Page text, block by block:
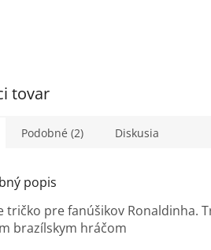
tovar
Podobné (2) Diskusia
popis
tričko pre fanúšikov Ronaldinha.
brazílskym hráčom